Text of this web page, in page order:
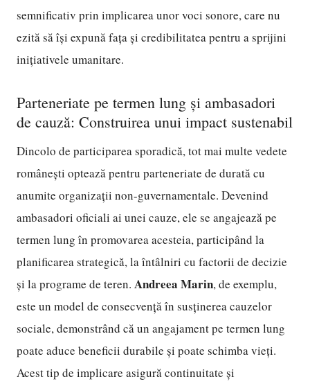
semnificativ prin implicarea unor voci sonore, care nu
ezită să își expună fața și credibilitatea pentru a sprijini
inițiativele umanitare.
Parteneriate pe termen lung și ambasadori
de cauză: Construirea unui impact sustenabil
Dincolo de participarea sporadică, tot mai multe vedete
românești optează pentru parteneriate de durată cu
anumite organizații non-guvernamentale. Devenind
ambasadori oficiali ai unei cauze, ele se angajează pe
termen lung în promovarea acesteia, participând la
planificarea strategică, la întâlniri cu factorii de decizie
și la programe de teren. Andreea Marin, de exemplu,
este un model de consecvență în susținerea cauzelor
sociale, demonstrând că un angajament pe termen lung
poate aduce beneficii durabile și poate schimba vieți.
Acest tip de implicare asigură continuitate și